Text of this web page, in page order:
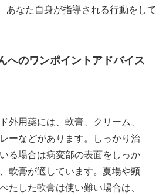
あなた自身が指導される行動をして
へのワンポイントアドバイス
外用薬には、軟膏、クリーム、
ーなどがあります。しっかり治
る場合は病変部の表面をしっか
軟膏が適しています。夏場や頸
たした軟膏は使い難い場合は、